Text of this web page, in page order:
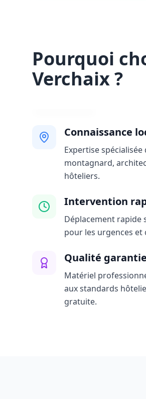
Pourquoi
Verchaix ?
Connaissance
Expertise
montagnard,
hôteliers.
Intervention
Déplacement rapide
pour les urgences et
Qualité garantie
Matériel
aux standards
gratuite.